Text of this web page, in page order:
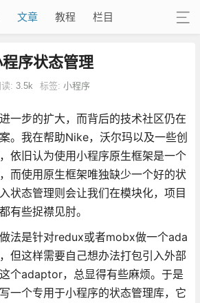
文章 教程 栏目
序状态管理
: 3.5k 标签: 小程序
一步的扩大，而背后的技术社区仍在
。我在帮助Nike，沃尔玛以及一些创
依旧认为使用小程序原生框架是一个
而使用原生框架唯独缺少一个好的状
状态管理则会让我们在模块化，项目
有些捉襟见肘。
法是针对redux或者mobx做一个ada
但这样需要自己想办法打包引入外部
个adaptor，总显得有些麻烦。于是
一个专用于小程序的状态管理库，它